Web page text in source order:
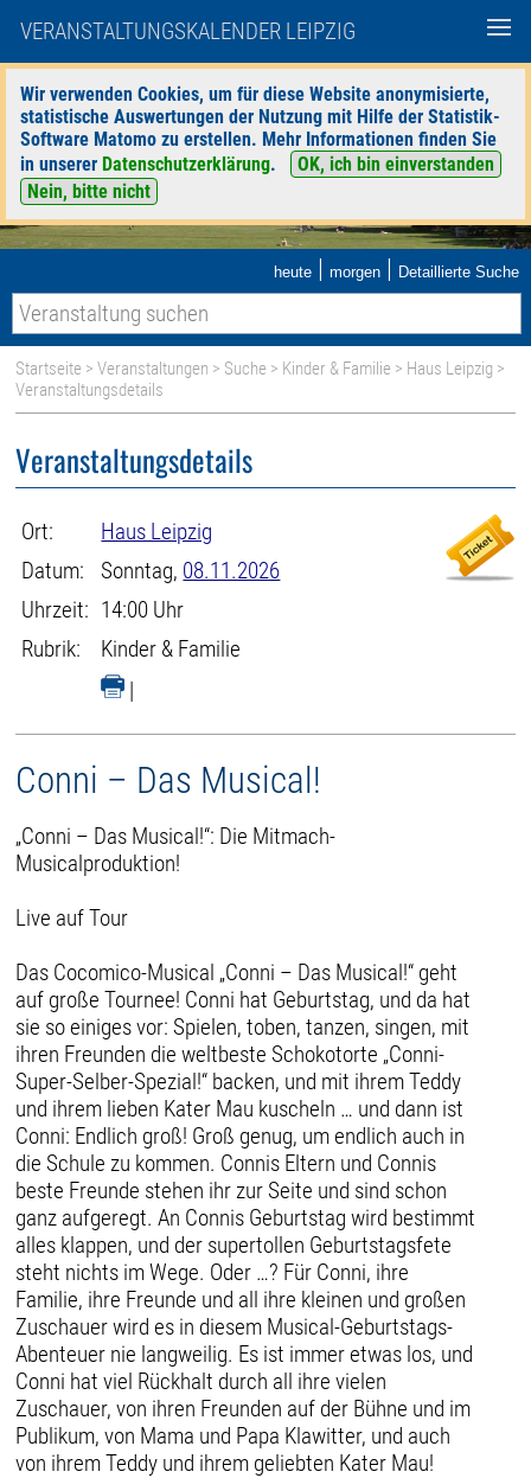
VERANSTALTUNGSKALENDER LEIPZIG
Wir verwenden Cookies, um für diese Website anonymisierte,
statistische Auswertungen der Nutzung mit Hilfe der Statistik-
Software Matomo zu erstellen. Mehr Informationen finden Sie
in unserer Datenschutzerklärung.
OK, ich bin einverstanden
Nein, bitte nicht
heute | morgen | Detaillierte Suche
Startseite >Veranstaltungen > Suche > Kinder & Familie > Haus Leipzig >
Veranstaltungsdetails
Veranstaltungsdetails
Ort:
Haus Leipzig
Datum:
Sonntag, 08.11.2026
Uhrzeit: 14:00 Uhr
Rubrik:
Kinder & Familie
|
Conni – Das Musical!
„Conni – Das Musical!“: Die Mitmach-
Musicalproduktion!
Live auf Tour
Das Cocomico-Musical „Conni – Das Musical!“ geht
auf große Tournee! Conni hat Geburtstag, und da hat
sie so einiges vor: Spielen, toben, tanzen, singen, mit
ihren Freunden die weltbeste Schokotorte „Conni-
Super-Selber-Spezial!“ backen, und mit ihrem Teddy
und ihrem lieben Kater Mau kuscheln … und dann ist
Conni: Endlich groß! Groß genug, um endlich auch in
die Schule zu kommen. Connis Eltern und Connis
beste Freunde stehen ihr zur Seite und sind schon
ganz aufgeregt. An Connis Geburtstag wird bestimmt
alles klappen, und der supertollen Geburtstagsfete
steht nichts im Wege. Oder …? Für Conni, ihre
Familie, ihre Freunde und all ihre kleinen und großen
Zuschauer wird es in diesem Musical-Geburtstags-
Abenteuer nie langweilig. Es ist immer etwas los, und
Conni hat viel Rückhalt durch all ihre vielen
Zuschauer, von ihren Freunden auf der Bühne und im
Publikum, von Mama und Papa Klawitter, und auch
von ihrem Teddy und ihrem geliebten Kater Mau!